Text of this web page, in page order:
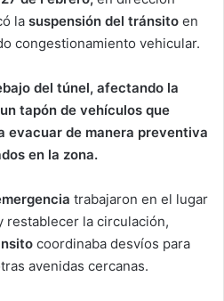
la suspensión del tránsito en
congestionamiento vehicular.
del túnel, afectando la
tapón de vehículos que
evacuar de manera preventiva
en la zona.
trabajaron en el lugar
restablecer la circulación,
coordinaba desvíos para
avenidas cercanas.